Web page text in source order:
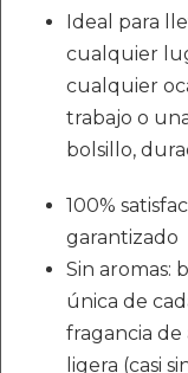
Ideal para
cualquier
cualquier
trabajo o
bolsillo,
100%
garantizado
Sin aromas:
única de
fragancia
ligera (casi